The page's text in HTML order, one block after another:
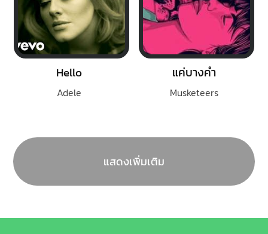
Hello
Adele
แค่บางคำ
Musketeers
แสดงเพิ่มเติม